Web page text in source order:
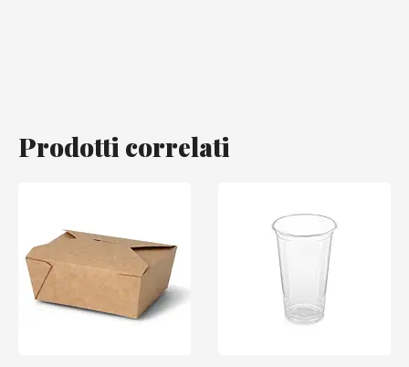
Prodotti correlati